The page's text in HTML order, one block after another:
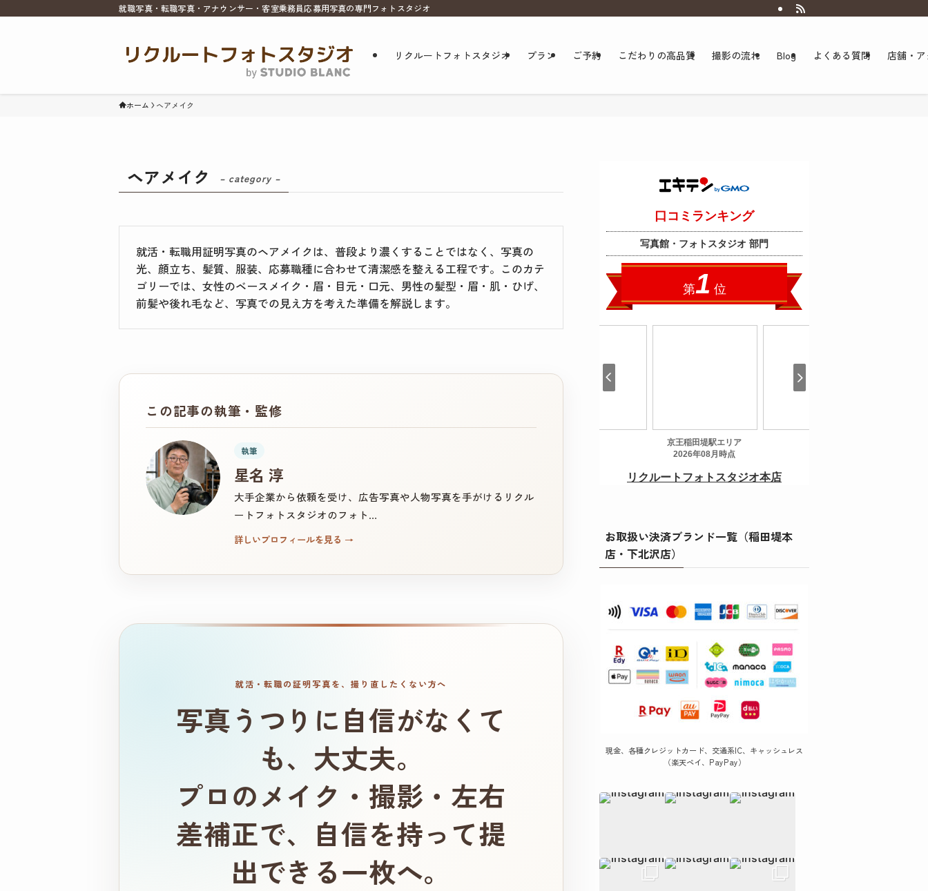
就職写真・転職写真・アナウンサー・客室乗務員応募用写真の専門フォトスタジオ
リクルートフォトスタジオ プラン ご予約 こだわりの高品質 撮影の流れ Blog よくある質問 店舗・
ホーム ヘアメイク
ヘアメイク – category –
就活・転職用証明写真のヘアメイクは、普段より濃くすることではなく、写真の
光、顔立ち、髪質、服装、応募職種に合わせて清潔感を整える工程です。このカテ
ゴリーでは、女性のベースメイク・眉・目元・口元、男性の髪型・眉・肌・ひげ、
前髪や後れ毛など、写真での見え方を考えた準備を解説します。
この記事の執筆・監修
執筆
星名 淳
大手企業から依頼を受け、広告写真や人物写真を手がけるリクル
ートフォトスタジオのフォト…
詳しいプロフィールを見る →
就活・転職の証明写真を、撮り直したくない方へ
写真うつりに自信がなくて
も、大丈夫。
プロのメイク・撮影・左右
差補正で、自信を持って提
出できる一枚へ。
お取扱い決済ブランド一覧（稲田堤本
店・下北沢店）
現金、各種クレジットカード、交通系IC、キャッシュレス
（楽天ペイ、PayPay）